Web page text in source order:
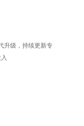
升级，持续更新专